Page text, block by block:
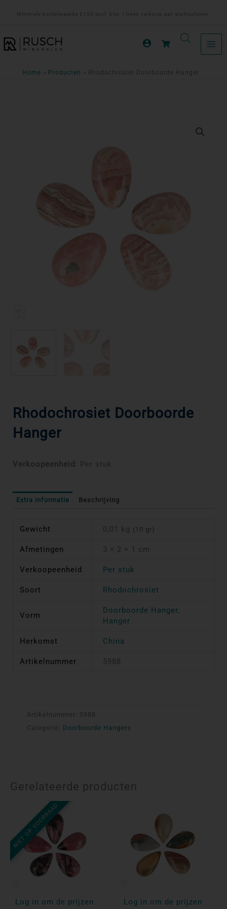
inhoud
Minimale bestelwaarde €150 excl. btw. | Geen verkoop aan particulieren.
Home Producten Rhodochrosiet Doorboorde Hanger
Rhodochrosiet Doorboorde
Hanger
Verkoopeenheid: Per stuk
Extra informatie Beschrijving
Gewicht 0,01 kg (10 gr)
Afmetingen 3 × 2 × 1 cm
Verkoopeenheid Per stuk
Soort Rhodochrosiet
Vorm
Doorboorde Hanger,
Hanger
Herkomst China
Artikelnummer 5988
Artikelnummer:
5988
Categorie:
Doorboorde Hangers
Gerelateerde producten
NIET OP VOORRAAD
Log in om de prijzen Log in om de prijzen